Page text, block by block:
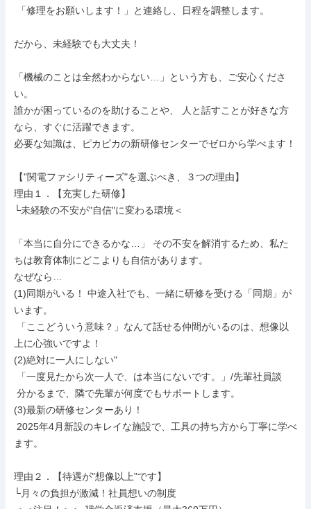
だから、未経験でも大丈夫！
「機械のことは全然わからない…」という方も、ご安心くださ
い。
誰かが困っているのを助けることや、 人と話すことが好きな方
なら、すぐに活躍できます。
必要な知識は、ピカピカの新研修センターでゼロから学べます！
【"関電ファシリティーズ"を選ぶべき、３つの理由】
理由１．【充実した研修】
└未経験の不安が"自信"に変わる環境＜
「本当に自分にできるかな…」 その不安を解消するため、私た
ちは教育体制にどこよりも自信があります。
なぜなら…
(1)同期がいる！ 中途入社でも、一緒に研修を受ける「同期」が
います。
上に心強いですよ！
(2)絶対に一人にしない"
(3)最新の研修センターあり！
ます。
理由２．【待遇が"想像以上"です】
└月々の負担が激減！社員想いの制度